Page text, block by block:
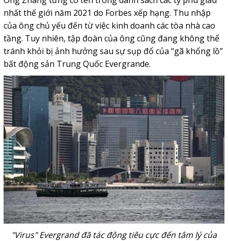
nhất thế giới năm 2021 do Forbes xếp hạng. Thu nhập
của ông chủ yếu đến từ việc kinh doanh các tòa nhà cao
tầng. Tuy nhiên, tập đoàn của ông cũng đang không thể
tránh khỏi bị ảnh hưởng sau sự sụp đổ của “gã khổng lồ”
bất động sản Trung Quốc Evergrande.
"Virus" Evergrand đã tác động tiêu cực đến tâm lý của